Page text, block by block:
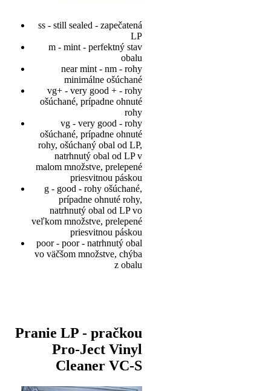
ss - still sealed - zapečatená
LP
m - mint - perfektný stav
obalu
near mint - nm - rohy
minimálne ošúchané
vg+ - very good + - rohy
ošúchané, prípadne ohnuté
rohy
vg - very good - rohy
ošúchané, prípadne ohnuté
rohy, ošúchaný obal od LP,
natrhnutý obal od LP v
malom množstve, prelepené
priesvitnou páskou
g - good - rohy ošúchané,
prípadne ohnuté rohy,
natrhnutý obal od LP vo
veľkom množstve, prelepené
priesvitnou páskou
poor - poor - natrhnutý obal
vo väčšom množstve, chýba
z obalu
Pranie LP - pračkou
Pro-Ject Vinyl
Cleaner VC-S